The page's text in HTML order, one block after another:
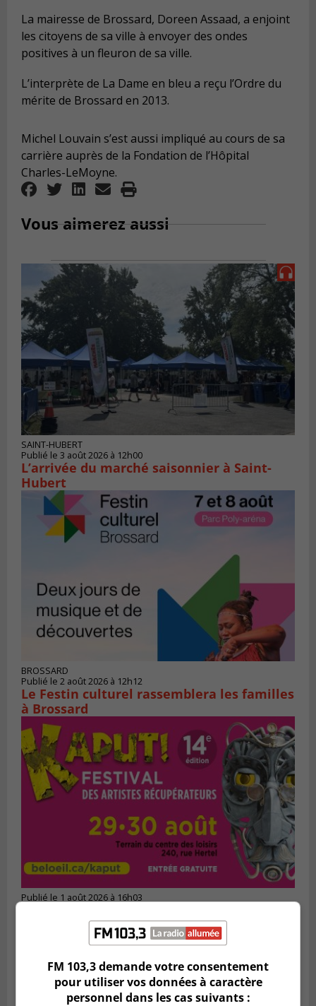
La mairesse de Brossard, Doreen Assaad, a enjoint
les citoyens de sa ville à envoyer des ondes
positives à un fleuron de sa ville.
L’interprète de La Dame en bleu a reçu l’Ordre du
mérite de Brossard en 2013.
Michel Louvain s’est aussi impliqué au cours de sa
carrière auprès de la Fondation de l’Hôpital
Charles-LeMoyne.
Vous aimerez aussi
SAINT-HUBERT
Publié le 3 août 2026 à 12h00
L’arrivée du marché saisonnier à Saint-
Hubert
BROSSARD
Publié le 2 août 2026 à 12h12
Le Festin culturel rassemblera les familles
à Brossard
Publié le 1 août 2026 à 16h03
récupératrices
FM 103,3 demande votre consentement
pour utiliser vos données à caractère
personnel dans les cas suivants :